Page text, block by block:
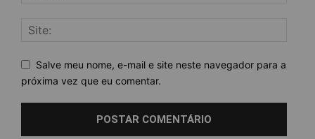
Salve meu nome, e-mail e site neste navegador para a
próxima vez que eu comentar.